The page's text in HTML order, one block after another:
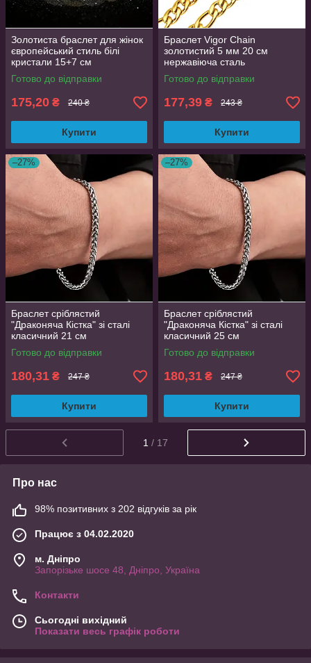
Золотиста браслет для жінок
європейський стиль білі
кристали 15+7 см
Готово до відправки
175,20 ₴ 240 ₴
Купити
Браслет Vigor Chain
золотистий 5 мм 20 см
нержавіюча сталь
AurumLux025
Готово до відправки
177,39 ₴ 243 ₴
Купити
–27%
Браслет сріблястий
"Драконяча Кістка" зі сталі
класичний 21 см
OrnatusDivinus481
Готово до відправки
180,31 ₴ 247 ₴
Купити
–27%
Браслет сріблястий
"Драконяча Кістка" зі сталі
класичний 25 см
OrnatusDivinus481
Готово до відправки
180,31 ₴ 247 ₴
Купити
1 / 17
Про нас
98% позитивних з 202 відгуків за рік
Працює з 04.02.2020
м. Дніпро
Запорізьке шосе 48, Дніпро, Україна
Контакти
Сьогодні вихідний
Показати весь графік роботи